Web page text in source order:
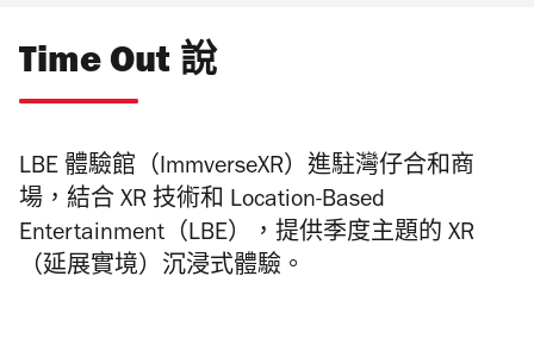
Time Out 說
LBE 體驗館（ImmverseXR）進駐灣仔合和商
場，結合 XR 技術和 Location-Based
Entertainment（LBE），提供季度主題的 XR
（延展實境）沉浸式體驗。